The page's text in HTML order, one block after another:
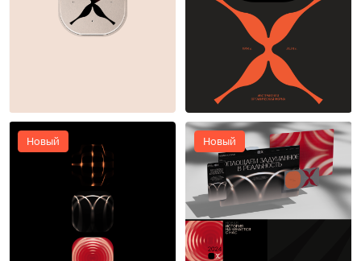
Новый Новый